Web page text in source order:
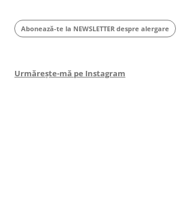
Abonează-te la NEWSLETTER despre alergare
Urmărește-mă pe Instagram